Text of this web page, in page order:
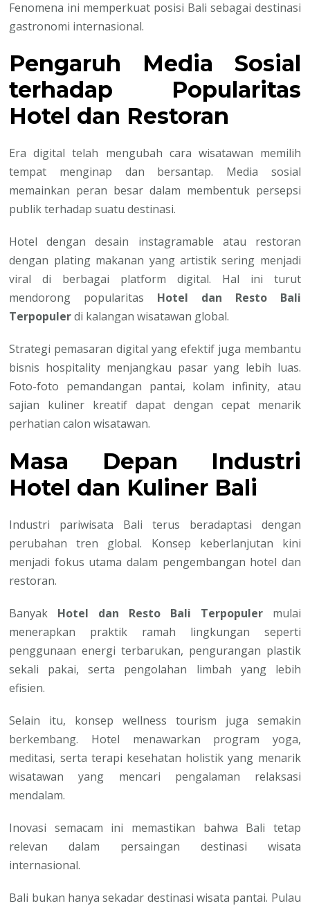
Fenomena ini memperkuat posisi Bali sebagai destinasi
gastronomi internasional.
Pengaruh Media Sosial
terhadap Popularitas
Hotel dan Restoran
Era digital telah mengubah cara wisatawan memilih
tempat menginap dan bersantap. Media sosial
memainkan peran besar dalam membentuk persepsi
publik terhadap suatu destinasi.
Hotel dengan desain instagramable atau restoran
dengan plating makanan yang artistik sering menjadi
viral di berbagai platform digital. Hal ini turut
mendorong popularitas Hotel dan Resto Bali
Terpopulerdi kalangan wisatawan global.
Strategi pemasaran digital yang efektif juga membantu
bisnis hospitality menjangkau pasar yang lebih luas.
Foto-foto pemandangan pantai, kolam infinity, atau
sajian kuliner kreatif dapat dengan cepat menarik
perhatian calon wisatawan.
Masa Depan Industri
Hotel dan Kuliner Bali
Industri pariwisata Bali terus beradaptasi dengan
perubahan tren global. Konsep keberlanjutan kini
menjadi fokus utama dalam pengembangan hotel dan
restoran.
Banyak Hotel dan Resto Bali Terpopulermulai
menerapkan praktik ramah lingkungan seperti
penggunaan energi terbarukan, pengurangan plastik
sekali pakai, serta pengolahan limbah yang lebih
efisien.
Selain itu, konsep wellness tourism juga semakin
berkembang. Hotel menawarkan program yoga,
meditasi, serta terapi kesehatan holistik yang menarik
wisatawan yang mencari pengalaman relaksasi
mendalam.
Inovasi semacam ini memastikan bahwa Bali tetap
relevan dalam persaingan destinasi wisata
internasional.
Bali bukan hanya sekadar destinasi wisata pantai. Pulau